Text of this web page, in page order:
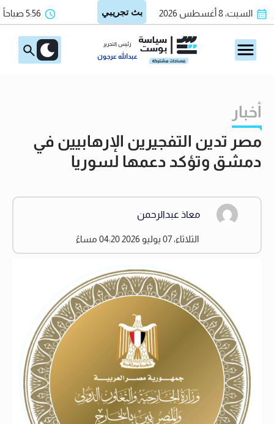
السبت، 8 أغسطس 2026 5:56 صباحاً
رئيس التحرير
عبدالله عرجون
أخبار
مصر تدين التفجيرين الإرهابيين في
دمشق وتؤكد دعمها لسوريا
معاذ عبدالرحمن
الثلاثاء، 07 يوليو 2026 04:20 مساءً